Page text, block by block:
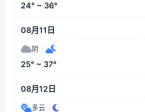
24° ~ 36°
08月11日
阴
25° ~ 37°
08月12日
多云